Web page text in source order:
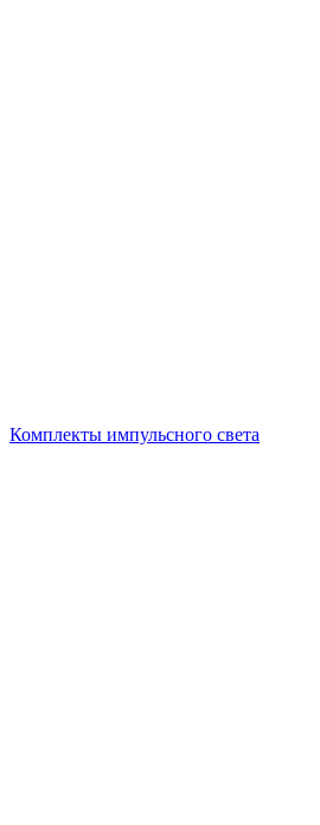
Комплекты импульсного света